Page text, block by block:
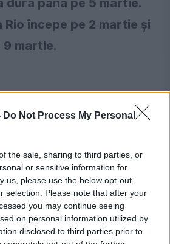
Do Not Process My Personal
the sale, sharing to third parties, or
or sensitive information for
us, please use the below opt-out
selection. Please note that after your
you may continue seeing
on personal information utilized by
disclosed to third parties prior to
dura până pe 5 martie.
Rio începe pe 2 martie și
martie.
”, clar și evident, este de
cărnii, intrarea în Postul
sec la carne. Biserica
așa de strictă în ceea ce
postului, ca Ortodoxia.
de carne. Postul și